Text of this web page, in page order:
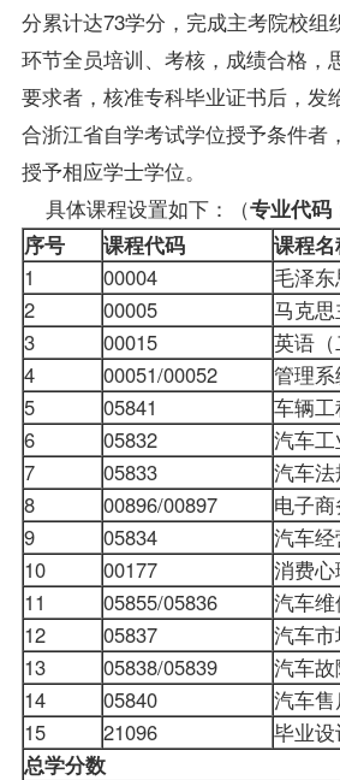
分累计达73学分，完成主考院校组
环节全员培训、考核，成绩合格，
要求者，核准专科毕业证书后，发
合浙江省自学考试学位授予条件者
授予相应学士学位。
具体课程设置如下：（专业代码
序号 课程代码
课程
1
00004
毛泽
2
00005
马克
3
00015
英语（
4
00051/00052
管理
5
05841
车辆
6
05832
汽车
7
05833
汽车
8
00896/00897
电子
9
05834
汽车
10
00177
消费
11
05855/05836
汽车
12
05837
汽车
13
05838/05839
汽车
14
05840
汽车
15
21096
毕业
总学分数